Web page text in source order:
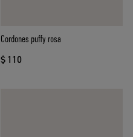
Cordones puffy rosa
$ 110